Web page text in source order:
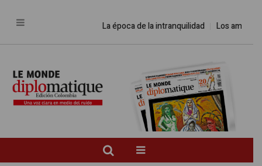
La época de la intranquilidad Los amos